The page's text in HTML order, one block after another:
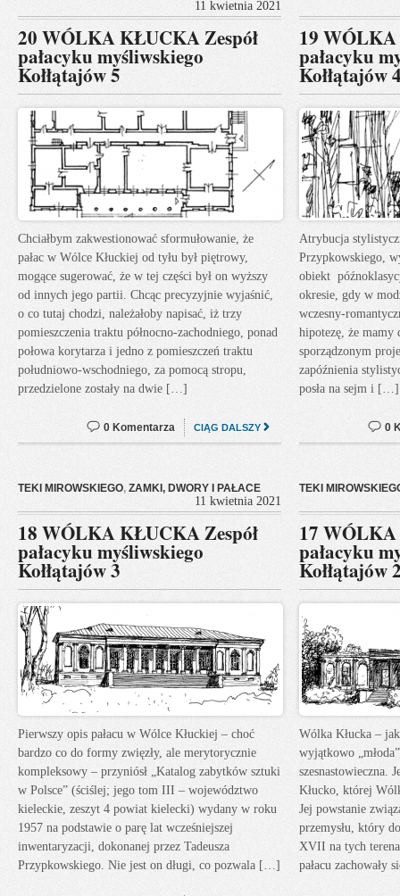
11 kwietnia 2021
20 WÓLKA KŁUCKA Zespół
pałacyku myśliwskiego
Kołłątajów 5
Chciałbym zakwestionować sformułowanie, że
pałac w Wólce Kłuckiej od tyłu był piętrowy,
mogące sugerować, że w tej części był on wyższy
od innych jego partii. Chcąc precyzyjnie wyjaśnić,
o co tutaj chodzi, należałoby napisać, iż trzy
pomieszczenia traktu północno-zachodniego, ponad
połowa korytarza i jedno z pomieszczeń traktu
południowo-wschodniego, za pomocą stropu,
przedzielone zostały na dwie […]
CIĄG DALSZY
0 Komentarza
19 WÓLKA
pałacyku
Kołłątajów
Atrybucja
Przypkowskiego,
obiekt
okresie, gdy w
wczesny-
hipotezę, że mamy
sporządzonym
zapóźnienia
posła na sejm i […]
0
TEKI MIROWSKIEGO, ZAMKI, DWORY I PAŁACE
11 kwietnia 2021
18 WÓLKA KŁUCKA Zespół
pałacyku myśliwskiego
Kołłątajów 3
Pierwszy opis pałacu w Wólce Kłuckiej – choć
bardzo co do formy zwięzły, ale merytorycznie
kompleksowy – przyniósł „Katalog zabytków sztuki
w Polsce” (ściślej; jego tom III – województwo
kieleckie, zeszyt 4 powiat kielecki) wydany w roku
1957 na podstawie o parę lat wcześniejszej
inwentaryzacji, dokonanej przez Tadeusza
Przypkowskiego. Nie jest on długi, co pozwala […]
TEKI
17 WÓLKA
pałacyku
Kołłątajów
Wólka Kłucka –
wyjątkowo
szesnastowieczna.
Kłucko, której
Jej powstanie
przemysłu, który
XVII na tych
pałacu